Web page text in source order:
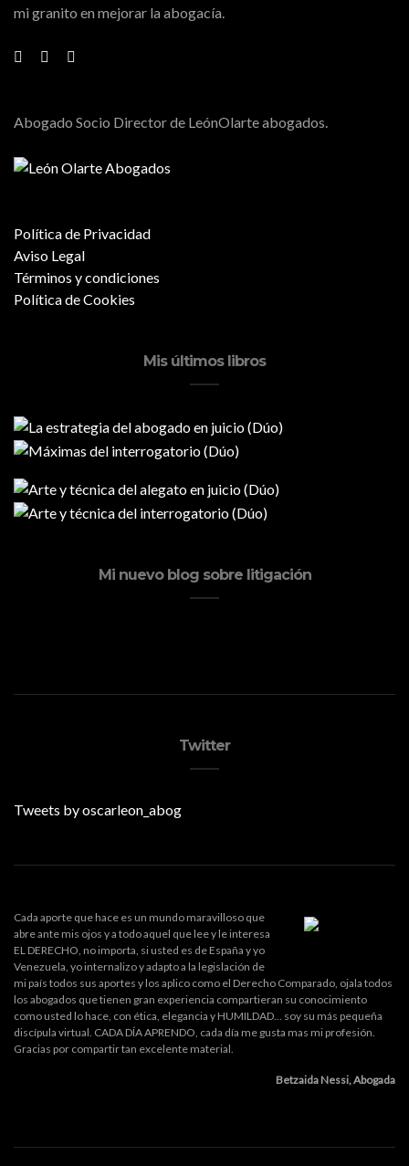
mi granito en mejorar la abogacía.
Abogado Socio Director de LeónOlarte abogados.
Política de Privacidad
Aviso Legal
Términos y condiciones
Política de Cookies
Mis últimos libros
Mi nuevo blog sobre litigación
Twitter
Tweets by oscarleon_abog
Cada aporte que hace es un mundo maravilloso que
abre ante mis ojos y a todo aquel que lee y le interesa
EL DERECHO, no importa, si usted es de España y yo
Venezuela, yo internalizo y adapto a la legislación de
mi país todos sus aportes y los aplico como el Derecho Comparado, ojala todos
los abogados que tienen gran experiencia compartieran su conocimiento
como usted lo hace, con ética, elegancia y HUMILDAD... soy su más pequeña
discípula virtual. CADA DÍA APRENDO, cada día me gusta mas mi profesión.
Gracias por compartir tan excelente material.
Betzaida Nessi, Abogada